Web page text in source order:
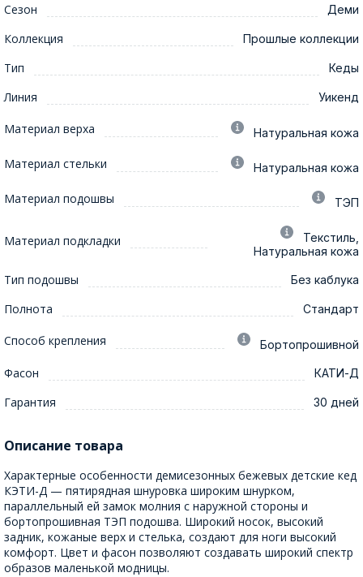
Сезон Деми
Коллекция Прошлые коллекции
Тип Кеды
Линия Уикенд
Материал верха Натуральная кожа
Материал стельки Натуральная кожа
Материал подошвы ТЭП
Материал подкладки
Текстиль,
Натуральная кожа
Тип подошвы Без каблука
Полнота Стандарт
Способ крепления Бортопрошивной
Фасон КАТИ-Д
Гарантия 30 дней
Описание товара
Характерные особенности демисезонных бежевых детские кед
КЭТИ-Д — пятирядная шнуровка широким шнурком,
параллельный ей замок молния с наружной стороны и
бортопрошивная ТЭП подошва. Широкий носок, высокий
задник, кожаные верх и стелька, создают для ноги высокий
комфорт. Цвет и фасон позволяют создавать широкий спектр
образов маленькой модницы.